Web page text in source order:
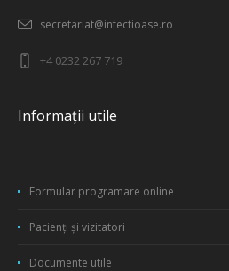
secretariat@infectioase.ro
+4 0232 267 719
Informații utile
Formular programare online
Pacienți și vizitatori
Documente utile